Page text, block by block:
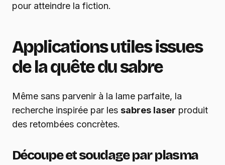
pour atteindre la fiction.
Applications utiles issues
de la quête du sabre
Même sans parvenir à la lame parfaite, la
recherche inspirée par les sabres laser produit
des retombées concrètes.
Découpe et soudage par plasma